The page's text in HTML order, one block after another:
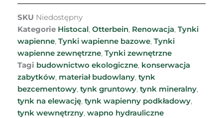
SKU Niedostępny
Kategorie Histocal, Otterbein, Renowacja, Tynki
wapienne, Tynki wapienne bazowe, Tynki
wapienne zewnętrzne, Tynki zewnętrzne
Tagi budownictwo ekologiczne, konserwacja
zabytków, materiał budowlany, tynk
bezcementowy, tynk gruntowy, tynk mineralny,
tynk na elewację, tynk wapienny podkładowy,
tynk wewnętrzny, wapno hydrauliczne